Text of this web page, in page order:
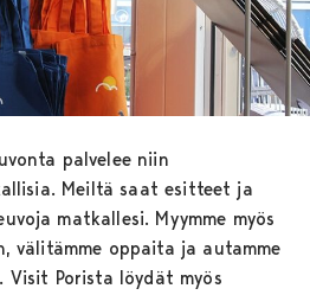
palvelee niin
Meiltä saat esitteet ja
matkallesi. Myymme myös
välitämme oppaita ja autamme
Porista löydät myös